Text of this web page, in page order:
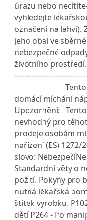
úrazu nebo
vyhledejte
označení na lahvi).
jeho obal ve
nebezpečné
životního prostředí.
-----------------
domácí míchání
Upozornění:
nevhodný pro
prodeje osobám
nařízení (ES) 1272/
slovo:
Standardní věty o
požití. Pokyny pro
nutná lékařská
štítek výrobku.
dětí P264 - Po